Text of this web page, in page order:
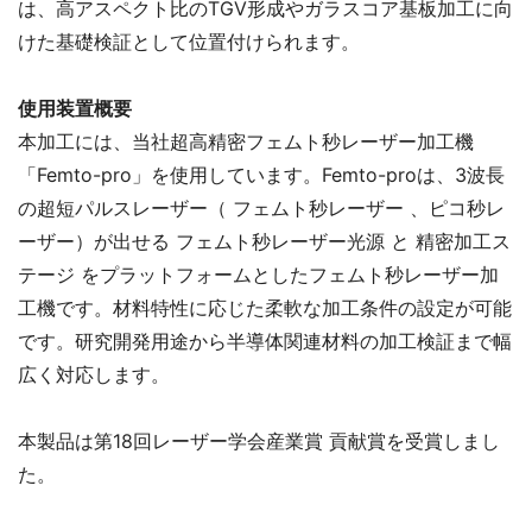
は、高アスペクト比のTGV形成やガラスコア基板加工に向
けた基礎検証として位置付けられます。
使用装置概要
本加工には、当社超高精密フェムト秒レーザー加工機
「Femto-pro」を使用しています。Femto-proは、3波長
の超短パルスレーザー（ フェムト秒レーザー 、ピコ秒レ
ーザー）が出せる フェムト秒レーザー光源 と 精密加工ス
テージ をプラットフォームとしたフェムト秒レーザー加
工機です。材料特性に応じた柔軟な加工条件の設定が可能
です。研究開発用途から半導体関連材料の加工検証まで幅
広く対応します。
本製品は第18回レーザー学会産業賞 貢献賞を受賞しまし
た。